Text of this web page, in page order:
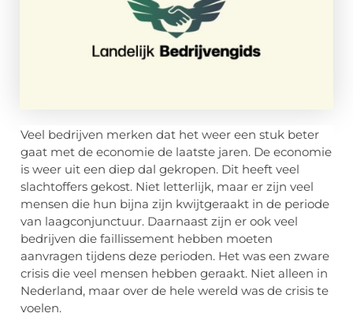
Veel bedrijven merken dat het weer een stuk beter
gaat met de economie de laatste jaren. De economie
is weer uit een diep dal gekropen. Dit heeft veel
slachtoffers gekost. Niet letterlijk, maar er zijn veel
mensen die hun bijna zijn kwijtgeraakt in de periode
van laagconjunctuur. Daarnaast zijn er ook veel
bedrijven die faillissement hebben moeten
aanvragen tijdens deze perioden. Het was een zware
crisis die veel mensen hebben geraakt. Niet alleen in
Nederland, maar over de hele wereld was de crisis te
voelen.